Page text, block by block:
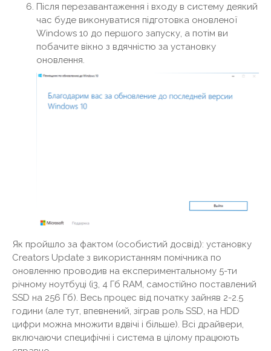
Після перезавантаження і входу в систему деякий
час буде виконуватися підготовка оновленої
Windows 10 до першого запуску, а потім ви
побачите вікно з вдячністю за установку
оновлення.
Як пройшло за фактом (особистий досвід): установку
Creators Update з використанням помічника по
оновленню проводив на експериментальному 5-ти
річному ноутбуці (i3, 4 Гб RAM, самостійно поставлений
SSD на 256 Гб). Весь процес від початку зайняв 2-2.5
години (але тут, впевнений, зіграв роль SSD, на HDD
цифри можна множити вдвічі і більше). Всі драйвери,
включаючи специфічні і система в цілому працюють